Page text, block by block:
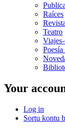
Raíces
Teatro
Your
Log in
Sortu kontu